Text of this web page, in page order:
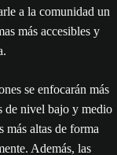
a la comunidad un
más accesibles y
se enfocarán más
de nivel bajo y medio
más altas de forma
Además, las